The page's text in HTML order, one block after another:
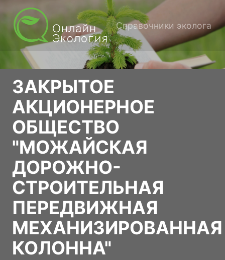
Справочники эколога
ЗАКРЫТОЕ
АКЦИОНЕРНОЕ
ОБЩЕСТВО
"МОЖАЙСКАЯ
ДОРОЖНО-
СТРОИТЕЛЬНАЯ
ПЕРЕДВИЖНАЯ
МЕХАНИЗИРОВАННАЯ
КОЛОННА"